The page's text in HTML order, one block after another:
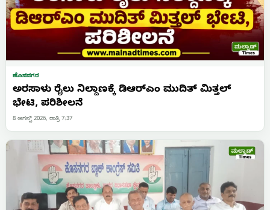
ಹೊಸನಗರ
ಅರಸಾಳು ರೈಲು ನಿಲ್ದಾಣಕ್ಕೆ ಡಿಆರ್‌ಎಂ ಮುದಿತ್ ಮಿತ್ತಲ್
ಭೇಟಿ, ಪರಿಶೀಲನೆ
8 ಆಗಸ್ಟ್ 2026, ರಾತ್ರಿ 7:37